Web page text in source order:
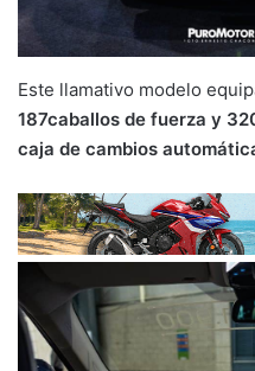
Este llamativo modelo
187caballos de fuerza y
caja de cambios